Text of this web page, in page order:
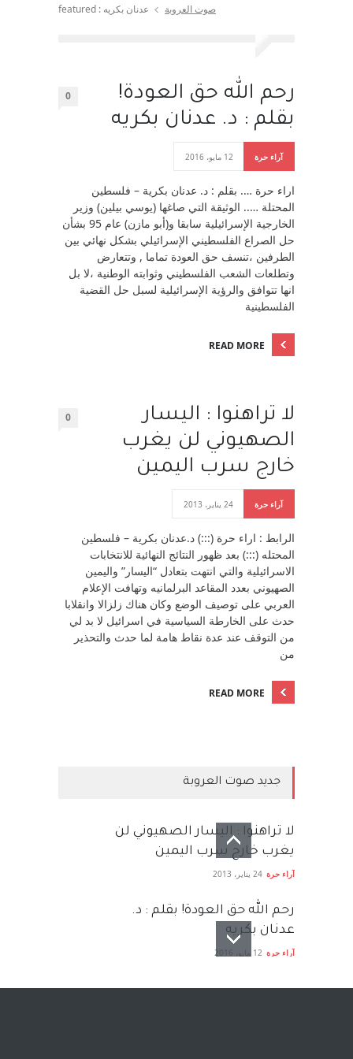
صوت العروبة عدنان بكريه : featured
رحم الله حق العودة!
بقلم : د. عدنان بكريه
0
آراء حرة 12 مايو، 2016
اراء حرة …. بقلم : د. عدنان بكرية – فلسطين
المحتلة ….. الوثيقة التي صاغها (يوسي بيلين) وزير
الخارجية الإسرائيلية سابقا و(أبو مازن) عام 95 بشأن
حل الصراع الفلسطيني الإسرائيلي بشكل نهائي بين
الطرفين ،تنسف حق العودة تماما , وتتعارض
وتطلعات الشعب الفلسطيني وثوابته الوطنية ،لا بل
انها تتوافق والرؤية الإسرائيلية لسبل حل القضية
الفلسطينية
READ MORE
لا تراهنوا : اليسار
الصهيوني لن يغرب
خارج سرب اليمين
0
آراء حرة 24 يناير، 2013
الرابط : اراء حرة (:::) د.عدنان بكرية – فلسطين
المحتله (:::) بعد ظهور النتائج النهائية للانتخابات
الاسرائيلية والتي انتهت بتعادل “اليسار” واليمين
الصهيوني بعدد المقاعد البرلمانيه وتهافت الإعلام
العربي على توصيف الوضع وكان هناك زلزالا وانقلابا
حدث على الخارطة السياسية في اسرائيل لا بد لي
من التوقف عند عدة نقاط هامة لما حدث والتحذير
من
READ MORE
جديد صوت العروبة
لا تراهنوا : اليسار الصهيوني لن
يغرب خارج سرب اليمين
آراء حرة 24 يناير، 2013
رحم الله حق العودة! بقلم : د.
عدنان بكريه
آراء حرة 12 مايو، 2016